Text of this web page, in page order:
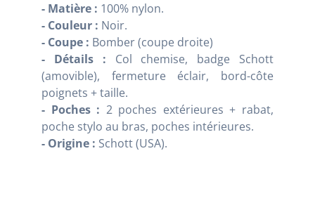
- Matière : 100% nylon.
- Couleur : Noir.
- Coupe : Bomber (coupe droite)
- Détails : Col chemise, badge Schott
(amovible), fermeture éclair, bord-côte
poignets + taille.
- Poches : 2 poches extérieures + rabat,
poche stylo au bras, poches intérieures.
- Origine : Schott (USA).